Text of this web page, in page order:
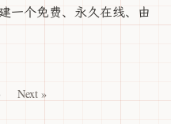
一个免费、永久在线、由
Next »